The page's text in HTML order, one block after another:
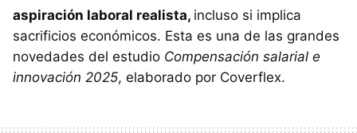
aspiración laboral realista, incluso si implica
sacrificios económicos. Esta es una de las grandes
novedades del estudio Compensación salarial e
innovación 2025, elaborado por Coverflex.